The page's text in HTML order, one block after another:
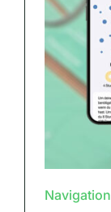
Navigation